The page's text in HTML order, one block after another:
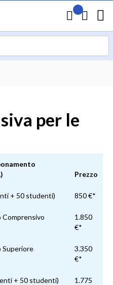
Carrello
Il mio
per le
Prezzo
+ 50 studenti) 850 €*
1.850
€*
Superiore
3.350
€*
+ 50 studenti)
1.775